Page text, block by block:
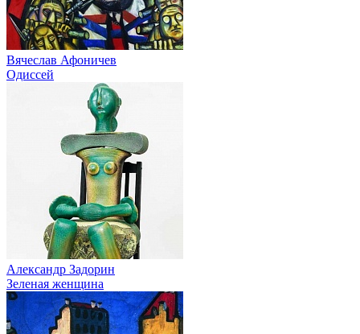
Вячеслав Афоничев
Одиссей
Александр Задорин
Зеленая женщина